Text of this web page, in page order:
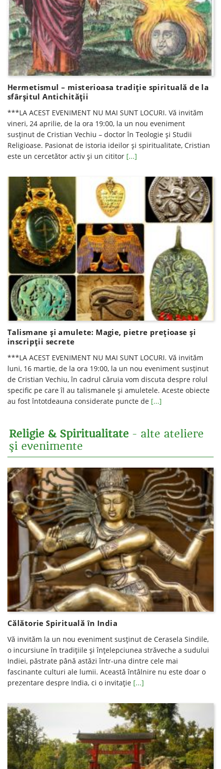
Hermetismul – misterioasa tradiție spirituală de la
sfârșitul Antichității
***LA ACEST EVENIMENT NU MAI SUNT LOCURI. Vă invităm
vineri, 24 aprilie, de la ora 19:00, la un nou eveniment
susţinut de Cristian Vechiu – doctor în Teologie şi Studii
Religioase. Pasionat de istoria ideilor şi spiritualitate, Cristian
este un cercetător activ şi un cititor [...]
Talismane şi amulete: Magie, pietre preţioase şi
inscripţii secrete
***LA ACEST EVENIMENT NU MAI SUNT LOCURI. Vă invităm
luni, 16 martie, de la ora 19:00, la un nou eveniment susținut
de Cristian Vechiu, în cadrul căruia vom discuta despre rolul
specific pe care îl au talismanele şi amuletele. Aceste obiecte
au fost întotdeauna considerate puncte de [...]
Religie & Spiritualitate - alte ateliere
şi evenimente
Călătorie Spirituală în India
Vă invităm la un nou eveniment susținut de Cerasela Sindile,
o incursiune în tradițiile și înțelepciunea străveche a sudului
Indiei, păstrate până astăzi într-una dintre cele mai
fascinante culturi ale lumii. Această întâlnire nu este doar o
prezentare despre India, ci o invitație [...]